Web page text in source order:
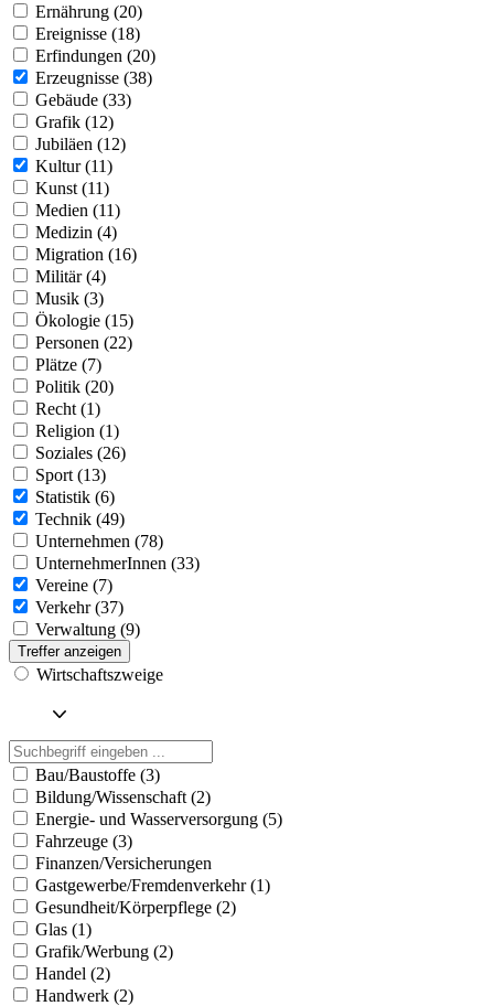
Ernährung (20)
Ereignisse (18)
Erfindungen (20)
Erzeugnisse (38)
Gebäude (33)
Grafik (12)
Jubiläen (12)
Kultur (11)
Kunst (11)
Medien (11)
Medizin (4)
Migration (16)
Militär (4)
Musik (3)
Ökologie (15)
Personen (22)
Plätze (7)
Politik (20)
Recht (1)
Religion (1)
Soziales (26)
Sport (13)
Statistik (6)
Technik (49)
Unternehmen (78)
UnternehmerInnen (33)
Vereine (7)
Verkehr (37)
Verwaltung (9)
Treffer anzeigen
Wirtschaftszweige
Bau/Baustoffe (3)
Bildung/Wissenschaft (2)
Energie- und Wasserversorgung (5)
Fahrzeuge (3)
Finanzen/Versicherungen
Gastgewerbe/Fremdenverkehr (1)
Gesundheit/Körperpflege (2)
Glas (1)
Grafik/Werbung (2)
Handel (2)
Handwerk (2)